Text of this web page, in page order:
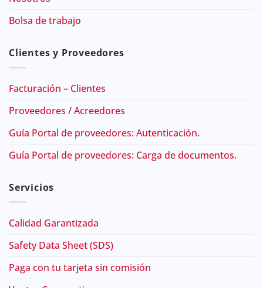
Bolsa de trabajo
Clientes y Proveedores
Facturación – Clientes
Proveedores / Acreedores
Guía Portal de proveedores: Autenticación.
Guía Portal de proveedores: Carga de documentos.
Servicios
Calidad Garantizada
Safety Data Sheet (SDS)
Paga con tu tarjeta sin comisión